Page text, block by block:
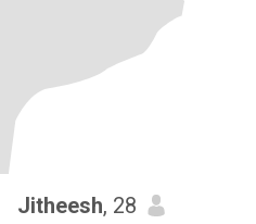
Jitheesh, 28